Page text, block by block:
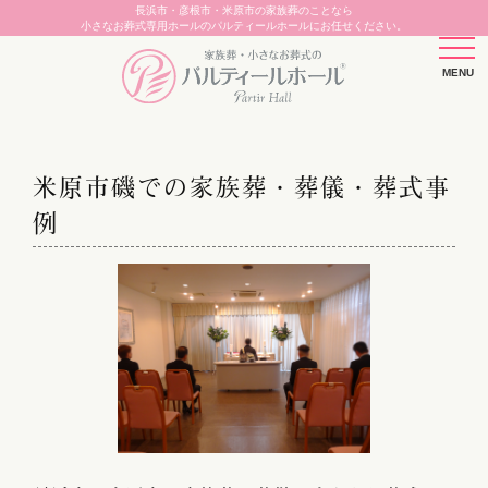
長浜市・彦根市・米原市の家族葬のことなら
小さなお葬式専用ホールのパルティールホールにお任せください。
米原市磯での家族葬・葬儀・葬式事
例